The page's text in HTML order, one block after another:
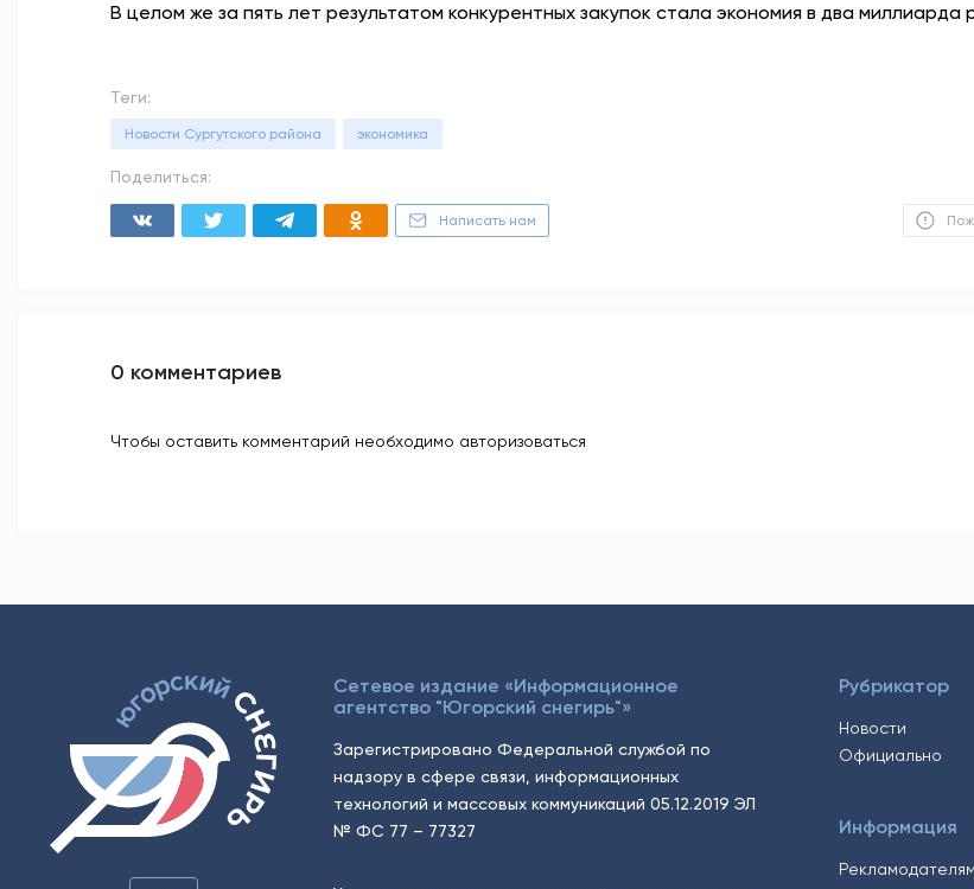
В целом же за пять лет результатом конкурентных закупок стала экономия в два миллиарда
Теги:
Новости Сургутского района экономика
Поделиться:
Написать нам
0 комментариев
Чтобы оставить комментарий необходимо авторизоваться
Сетевое издание «Информационное
агентство "Югорский снегирь"»
Зарегистрировано Федеральной службой по
надзору в сфере связи, информационных
технологий и массовых коммуникаций 05.12.2019 ЭЛ
№ ФС 77 – 77327
Рубрикатор
Новости
Официально
Информация
Рекламодателям